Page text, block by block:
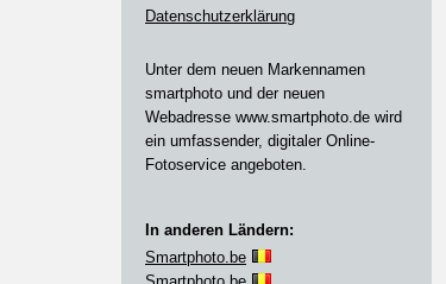
Datenschutzerklärung
Unter dem neuen Markennamen
smartphoto und der neuen
Webadresse www.smartphoto.de wird
ein umfassender, digitaler Online-
Fotoservice angeboten.
In anderen Ländern:
Smartphoto.be